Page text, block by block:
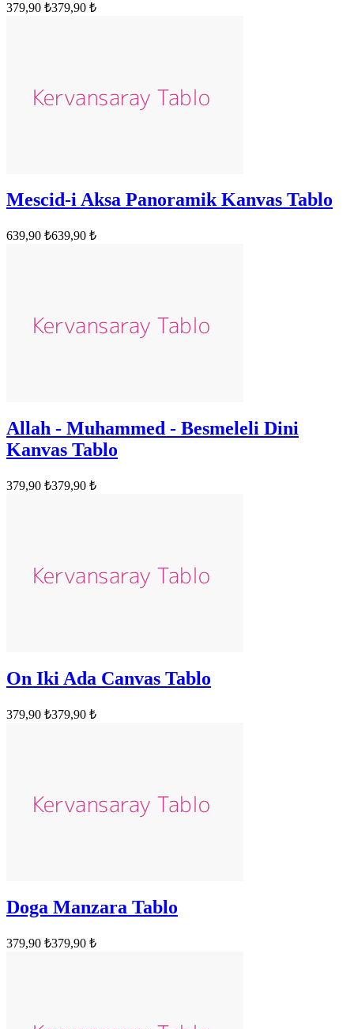
379,90 ₺379,90 ₺
Mescid-i Aksa Panoramik Kanvas Tablo
639,90 ₺639,90 ₺
Allah - Muhammed - Besmeleli Dini
Kanvas Tablo
379,90 ₺379,90 ₺
On Iki Ada Canvas Tablo
379,90 ₺379,90 ₺
Doga Manzara Tablo
379,90 ₺379,90 ₺